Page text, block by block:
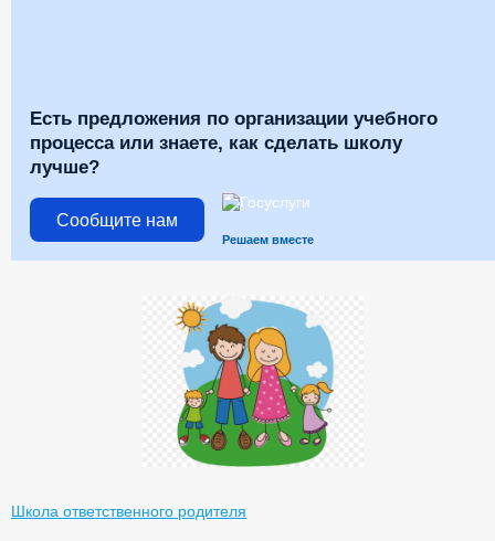
Есть предложения по организации учебного
процесса или знаете, как сделать школу
лучше?
Сообщите нам
Решаем вместе
Школа ответственного родителя